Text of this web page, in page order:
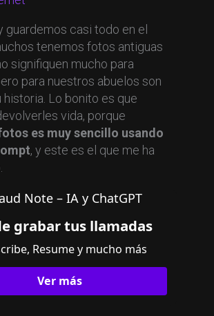
guardemos casi todo en el
tenemos fotos antiguas
signifiquen mucho para
para nuestros abuelos son
historia. Lo bonito es que
vida, porque
es muy sencillo usando
, y este es el que me ha
grabar tus llamadas
Resume y mucho más
Ver más